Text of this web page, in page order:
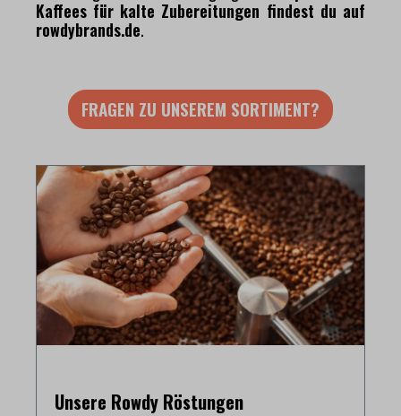
Kaffees für kalte Zubereitungen findest du auf
rowdybrands.de.
FRAGEN ZU UNSEREM SORTIMENT?
Unsere Rowdy Röstungen